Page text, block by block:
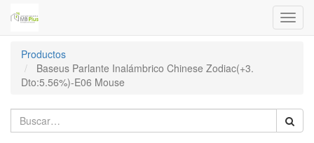
Menú
de
Productos
Baseus Parlante Inalámbrico Chinese Zodiac(+3.
Dto:5.56%)-E06 Mouse